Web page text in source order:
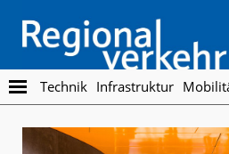
main
content
footer
Regionalverkehr
Die
Fachzeitschrift
den
Technik Infrastruktur